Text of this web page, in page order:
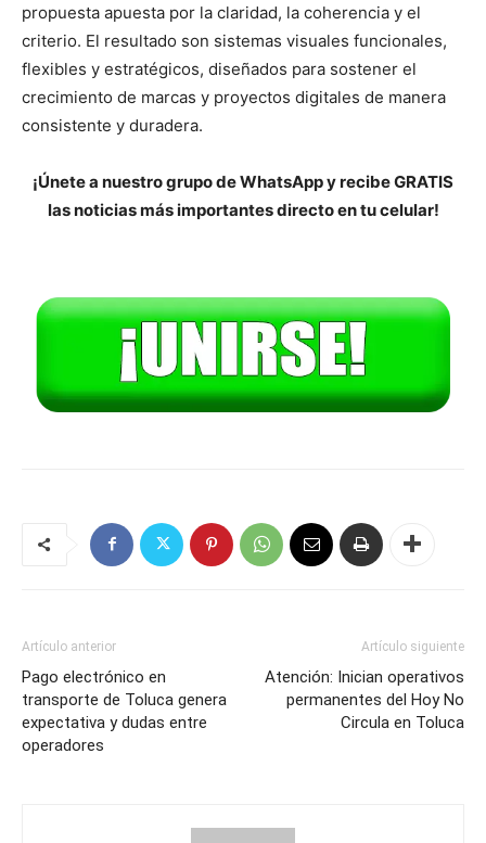
propuesta apuesta por la claridad, la coherencia y el
criterio. El resultado son sistemas visuales funcionales,
flexibles y estratégicos, diseñados para sostener el
crecimiento de marcas y proyectos digitales de manera
consistente y duradera.
¡Únete a nuestro grupo de WhatsApp y recibe GRATIS
las noticias más importantes directo en tu celular!
Artículo anterior
Pago electrónico en
transporte de Toluca genera
expectativa y dudas entre
operadores
Artículo siguiente
Atención: Inician operativos
permanentes del Hoy No
Circula en Toluca